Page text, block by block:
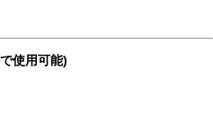
使用可能)